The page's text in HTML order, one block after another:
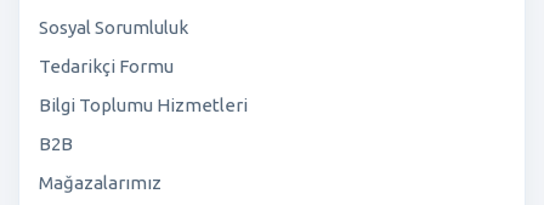
Sosyal Sorumluluk
Tedarikçi Formu
Bilgi Toplumu Hizmetleri
B2B
Mağazalarımız